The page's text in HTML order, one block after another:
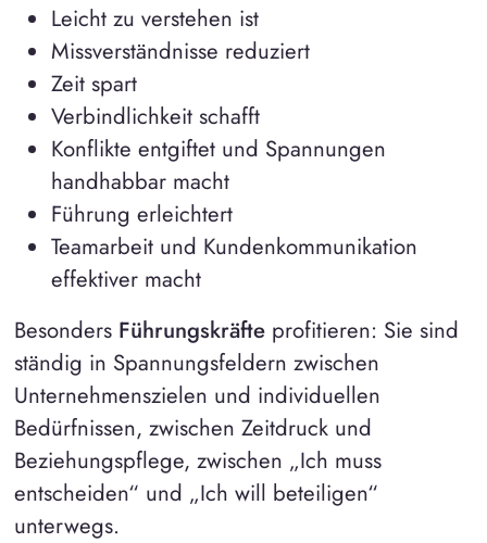
Leicht zu verstehen ist
Missverständnisse reduziert
Zeit spart
Verbindlichkeit schafft
Konflikte entgiftet und Spannungen
handhabbar macht
Führung erleichtert
Teamarbeit und Kundenkommunikation
effektiver macht
Besonders Führungskräfteprofitieren: Sie sind
ständig in Spannungsfeldern zwischen
Unternehmenszielen und individuellen
Bedürfnissen, zwischen Zeitdruck und
Beziehungspflege, zwischen „Ich muss
entscheiden“ und „Ich will beteiligen“
unterwegs.